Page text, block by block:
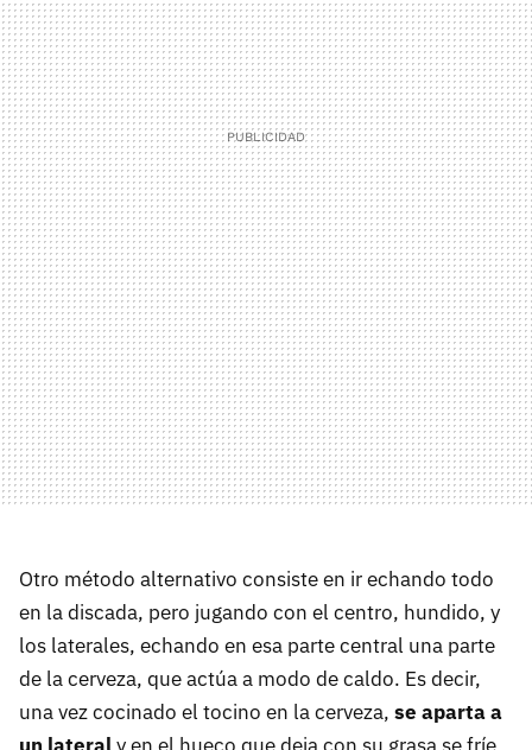
Otro método alternativo consiste en ir echando todo
en la discada, pero jugando con el centro, hundido, y
los laterales, echando en esa parte central una parte
de la cerveza, que actúa a modo de caldo. Es decir,
una vez cocinado el tocino en la cerveza, se aparta a